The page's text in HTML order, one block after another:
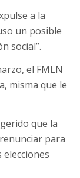
a la
un posible
social”.
el FMLN
misma que le
que la
para